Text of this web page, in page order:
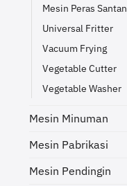
Mesin Peras Santan
Universal Fritter
Vacuum Frying
Vegetable Cutter
Vegetable Washer
Mesin Minuman
Mesin Pabrikasi
Mesin Pendingin